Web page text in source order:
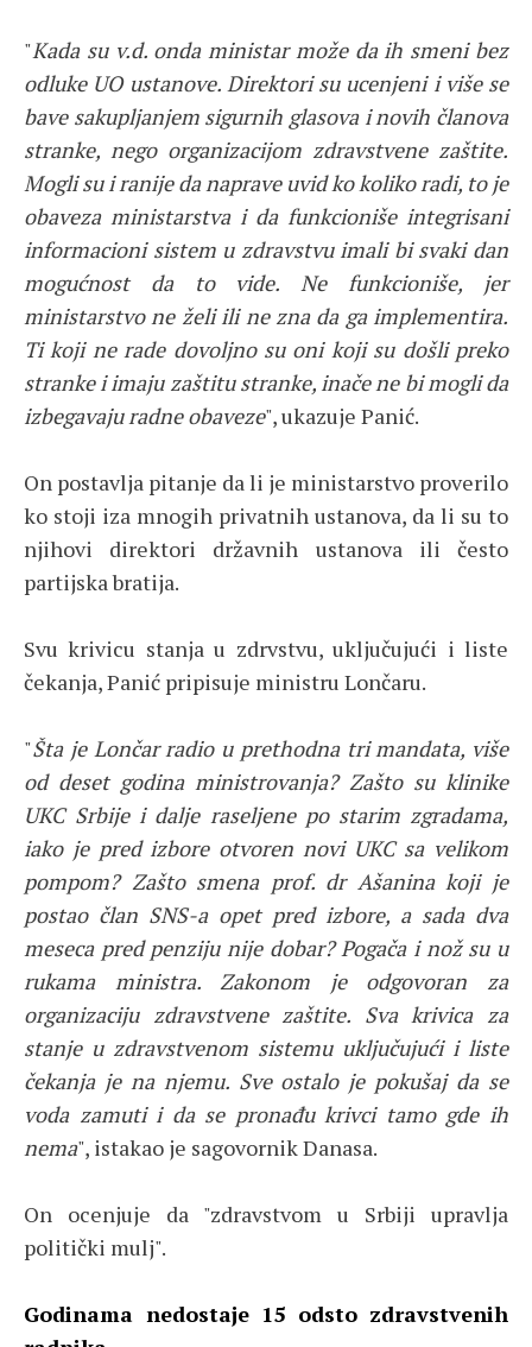
"Kada su v.d. onda ministar može da ih smeni bez
odluke UO ustanove. Direktori su ucenjeni i više se
bave sakupljanjem sigurnih glasova i novih članova
stranke, nego organizacijom zdravstvene zaštite.
Mogli su i ranije da naprave uvid ko koliko radi, to je
obaveza ministarstva i da funkcioniše integrisani
informacioni sistem u zdravstvu imali bi svaki dan
mogućnost da to vide. Ne funkcioniše, jer
ministarstvo ne želi ili ne zna da ga implementira.
Ti koji ne rade dovoljno su oni koji su došli preko
stranke i imaju zaštitu stranke, inače ne bi mogli da
izbegavaju radne obaveze", ukazuje Panić.
On postavlja pitanje da li je ministarstvo proverilo
ko stoji iza mnogih privatnih ustanova, da li su to
njihovi direktori državnih ustanova ili često
partijska bratija.
Svu krivicu stanja u zdrvstvu, uključujući i liste
čekanja, Panić pripisuje ministru Lončaru.
"Šta je Lončar radio u prethodna tri mandata, više
od deset godina ministrovanja? Zašto su klinike
UKC Srbije i dalje raseljene po starim zgradama,
iako je pred izbore otvoren novi UKC sa velikom
pompom? Zašto smena prof. dr Ašanina koji je
postao član SNS-a opet pred izbore, a sada dva
meseca pred penziju nije dobar? Pogača i nož su u
rukama ministra. Zakonom je odgovoran za
organizaciju zdravstvene zaštite. Sva krivica za
stanje u zdravstvenom sistemu uključujući i liste
čekanja je na njemu. Sve ostalo je pokušaj da se
voda zamuti i da se pronađu krivci tamo gde ih
nema", istakao je sagovornik Danasa.
On ocenjuje da "zdravstvom u Srbiji upravlja
politički mulj".
Godinama nedostaje 15 odsto zdravstvenih